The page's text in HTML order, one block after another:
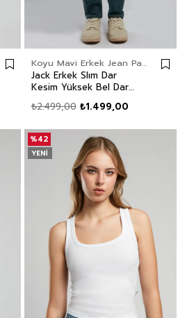
Koyu Mavi Erkek Jean Pantolon
Jack Erkek Slım Dar
Kesim Yüksek Bel Dar
₺1.499,00
₺2.499,00
%42
YENI